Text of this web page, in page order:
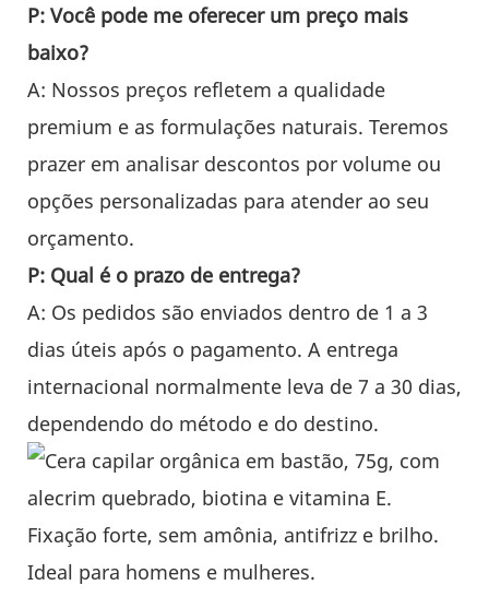
P: Você pode me oferecer um preço mais
baixo?
A: Nossos preços refletem a qualidade
premium e as formulações naturais. Teremos
prazer em analisar descontos por volume ou
opções personalizadas para atender ao seu
orçamento.
P: Qual é o prazo de entrega?
A: Os pedidos são enviados dentro de 1 a 3
dias úteis após o pagamento. A entrega
internacional normalmente leva de 7 a 30 dias,
dependendo do método e do destino.